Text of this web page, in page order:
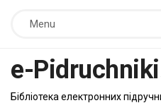
Menu
e-
Бібліотека електронних